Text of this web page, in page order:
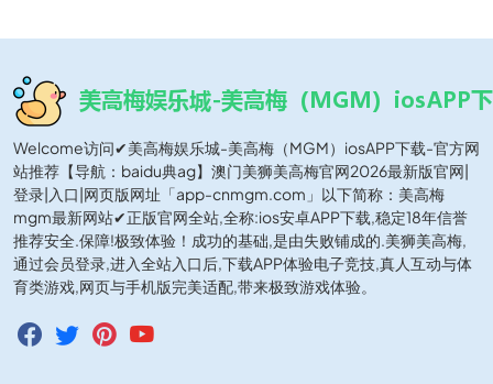
Welcome访问✔美高梅娱乐城-美高梅（MGM）iosAPP下载-官方网
站推荐【导航：baidu典ag】澳门美狮美高梅官网2026最新版官网|
登录|入口|网页版网址「app-cnmgm.com」以下简称：美高梅
mgm最新网站✔正版官网全站,全称:ios安卓APP下载,稳定18年信誉
推荐安全.保障!极致体验！成功的基础,是由失败铺成的.美狮美高梅,
通过会员登录,进入全站入口后,下载APP体验电子竞技,真人互动与体
育类游戏,网页与手机版完美适配,带来极致游戏体验。